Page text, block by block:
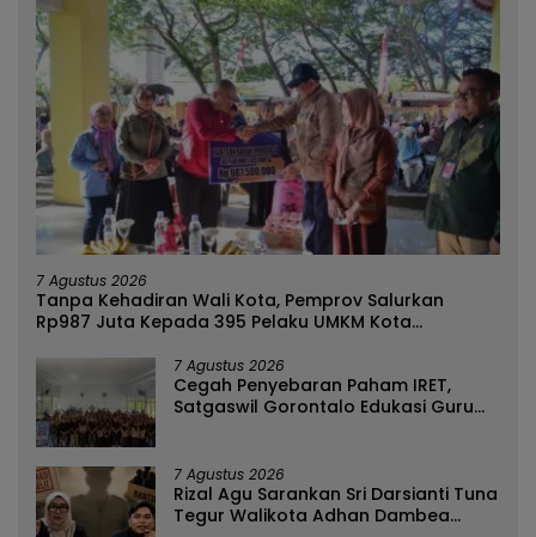
7 Agustus 2026
Tanpa Kehadiran Wali Kota, Pemprov Salurkan
Rp987 Juta Kepada 395 Pelaku UMKM Kota
7 Agustus 2026
Cegah Penyebaran Paham IRET,
Satgaswil Gorontalo Edukasi Guru
7 Agustus 2026
Rizal Agu Sarankan Sri Darsianti Tuna
Tegur Walikota Adhan Dambea